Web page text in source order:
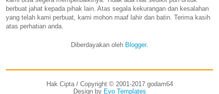
berbuat jahat kepada pihak lain. Atas segala kekurangan dan kesalahan
yang telah kami perbuat, kami mohon maaf lahir dan batin. Terima kasih
atas perhatian anda.
Diberdayakan oleh Blogger.
Hak Cipta / Copyright © 2001-2017 godam64
Design by Evo Templates